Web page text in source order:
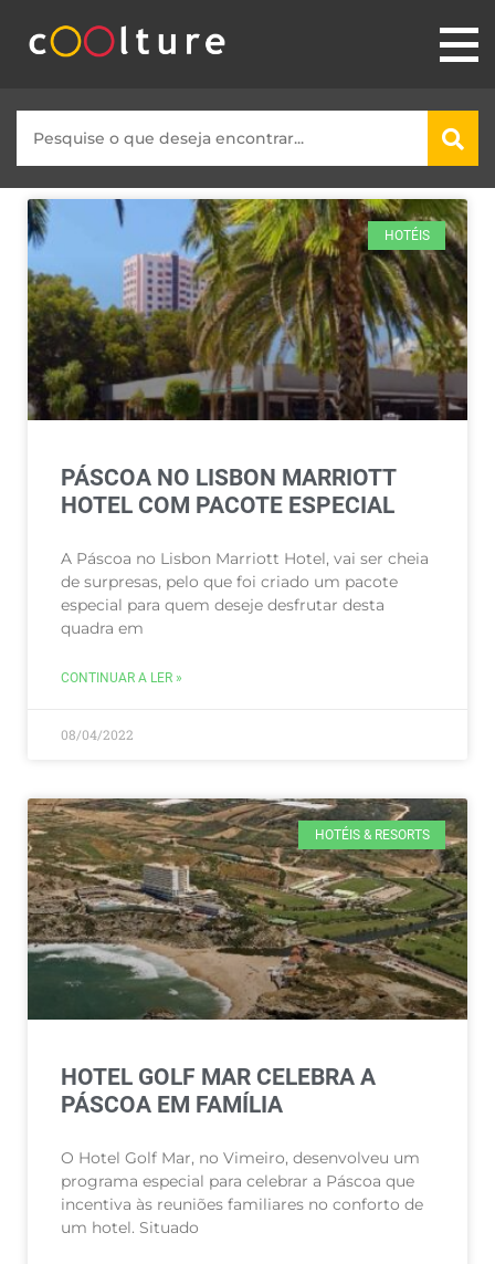
HOTÉIS
PÁSCOA NO LISBON MARRIOTT
HOTEL COM PACOTE ESPECIAL
A Páscoa no Lisbon Marriott Hotel, vai ser cheia
de surpresas, pelo que foi criado um pacote
especial para quem deseje desfrutar desta
quadra em
CONTINUAR A LER »
08/04/2022
HOTÉIS & RESORTS
HOTEL GOLF MAR CELEBRA A
PÁSCOA EM FAMÍLIA
O Hotel Golf Mar, no Vimeiro, desenvolveu um
programa especial para celebrar a Páscoa que
incentiva às reuniões familiares no conforto de
um hotel. Situado